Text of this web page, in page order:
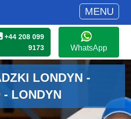
MENU
+44 208 099
9173
WhatsApp
LONDYN -
- LONDYN